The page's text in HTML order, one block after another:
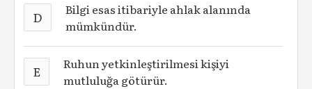
D
Bilgi esas itibariyle ahlak alanında
mümkündür.
E
Ruhun yetkinleştirilmesi kişiyi
mutluluğa götürür.